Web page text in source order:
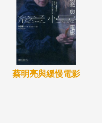
蔡明亮與緩慢電影